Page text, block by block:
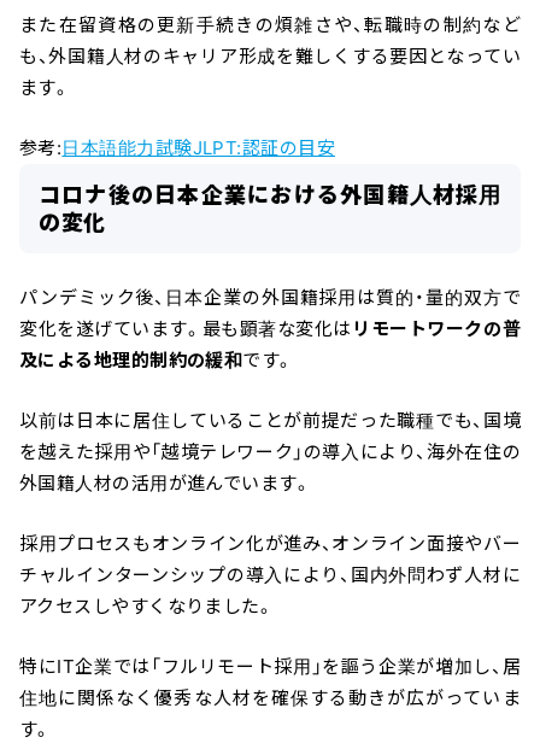
また在留資格の更新手続きの煩雑さや、転職時の制約など
も、外国籍人材のキャリア形成を難しくする要因となってい
ます。
参考:日本語能力試験JLPT:認証の目安
コロナ後の日本企業における外国籍人材採用
の変化
パンデミック後、日本企業の外国籍採用は質的・量的双方で
変化を遂げています。最も顕著な変化は リモートワークの普
及による地理的制約の緩和です。
以前は日本に居住していることが前提だった職種でも、国境
を越えた採用や「越境テレワーク」の導入により、海外在住の
外国籍人材の活用が進んでいます。
採用プロセスもオンライン化が進み、オンライン面接やバー
チャルインターンシップの導入により、国内外問わず人材に
アクセスしやすくなりました。
特にIT企業では「フルリモート採用」を謳う企業が増加し、居
住地に関係なく優秀な人材を確保する動きが広がっていま
す。